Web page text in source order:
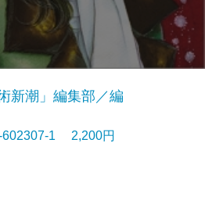
新潮」編集部／編
602307-1 2,200円